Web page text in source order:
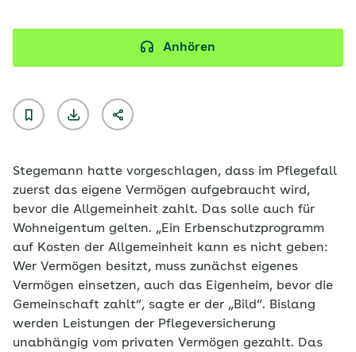
Anhören
Stegemann hatte vorgeschlagen, dass im Pflegefall
zuerst das eigene Vermögen aufgebraucht wird,
bevor die Allgemeinheit zahlt. Das solle auch für
Wohneigentum gelten. „Ein Erbenschutzprogramm
auf Kosten der Allgemeinheit kann es nicht geben:
Wer Vermögen besitzt, muss zunächst eigenes
Vermögen einsetzen, auch das Eigenheim, bevor die
Gemeinschaft zahlt“, sagte er der „Bild“. Bislang
werden Leistungen der Pflegeversicherung
unabhängig vom privaten Vermögen gezahlt. Das